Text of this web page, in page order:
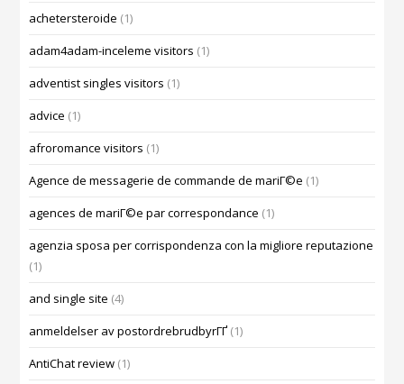
achetersteroide (1)
adam4adam-inceleme visitors (1)
adventist singles visitors (1)
advice (1)
afroromance visitors (1)
Agence de messagerie de commande de mariГ©e (1)
agences de mariГ©e par correspondance (1)
agenzia sposa per corrispondenza con la migliore reputazione
(1)
and single site (4)
anmeldelser av postordrebrudbyrГҐ (1)
AntiChat review (1)